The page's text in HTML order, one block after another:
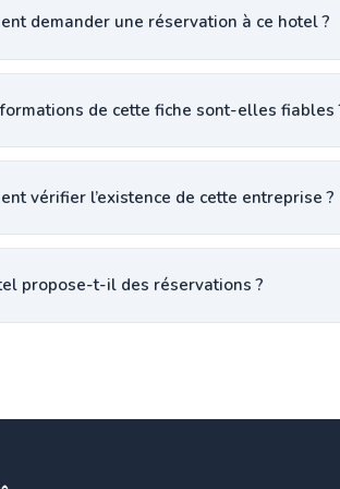
demander une réservation à ce hotel ?
de cette fiche sont-elles fiables
vérifier l’existence de cette entreprise ?
propose-t-il des réservations ?